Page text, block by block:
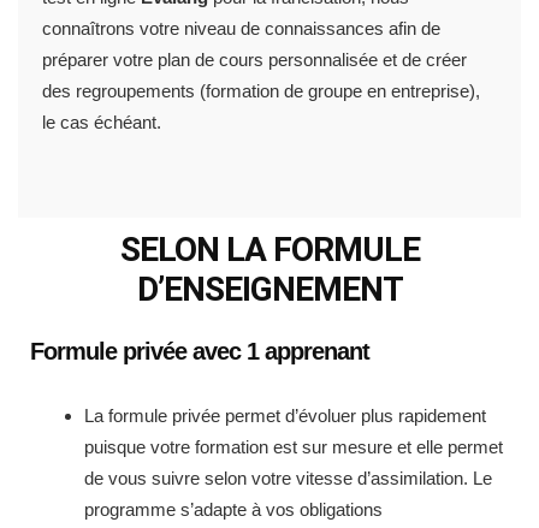
connaîtrons votre niveau de connaissances afin de
préparer votre plan de cours personnalisée et de créer
des regroupements (formation de groupe en entreprise),
le cas échéant.
SELON LA FORMULE
D’ENSEIGNEMENT
Formule privée avec 1 apprenant
La formule privée permet d’évoluer plus rapidement
puisque votre formation est sur mesure et elle permet
de vous suivre selon votre vitesse d’assimilation. Le
programme s’adapte à vos obligations